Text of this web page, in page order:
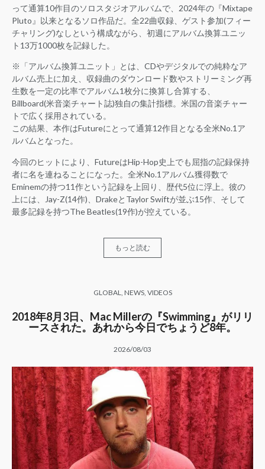
って通算10作目のソロスタジオアルバムで、2024年の『Mixtape
Pluto』以来となるソロ作品だ。全22曲収録、ゲスト参加(フィー
チャリング)なしという構成ながら、初週にアルバム換算ユニッ
ト13万1000枚を記録した。
※「アルバム換算ユニット」とは、CDやデジタルでの純粋なア
ルバム売上に加え、収録曲のダウンロード数やストリーミング再
生数を一定の比率でアルバム1枚分に換算し合算する、
Billboard(米音楽チャート誌)独自の集計指標。米国の音楽チャー
トで広く採用されている。
この結果、本作はFutureにとって通算12作目となる全米No.1ア
ルバムとなった。
今回のヒットにより、FutureはHip-Hop史上でも屈指の記録保持
者に名を連ねることになった。全米No.1アルバム獲得数で
Eminemの持つ11作という記録を上回り、歴代5位に浮上。彼の
上には、Jay-Z(14作)、DrakeとTaylor Swiftが並ぶ15作、そして
最多記録を持つThe Beatles(19作)が控えている。
もっと読む
GLOBAL, NEWS, VIDEOS
2018年8月3日、Mac Millerの『Swimming』がリリ
ースされた。あれから今日でちょうど8年。
2026/08/03